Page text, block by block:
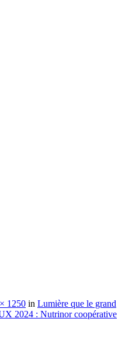
1250 in Lumière que le grand
2024 : Nutrinor coopérative